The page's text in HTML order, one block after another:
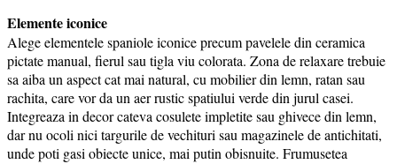
Elemente iconice
Alege elementele spaniole iconice precum pavelele din ceramica
pictate manual, fierul sau tigla viu colorata. Zona de relaxare trebuie
sa aiba un aspect cat mai natural, cu mobilier din lemn, ratan sau
rachita, care vor da un aer rustic spatiului verde din jurul casei.
Integreaza in decor cateva cosulete impletite sau ghivece din lemn,
dar nu ocoli nici targurile de vechituri sau magazinele de antichitati,
unde poti gasi obiecte unice, mai putin obisnuite. Frumusetea